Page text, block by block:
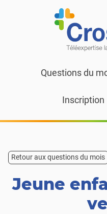
Questions du
Inscription
Retour aux questions du mois
Jeune